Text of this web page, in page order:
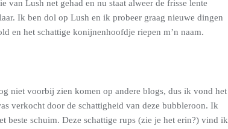
van Lush net gehad en nu staat alweer de frisse lente
Ik ben dol op Lush en ik probeer graag nieuwe dingen
en het schattige konijnenhoofdje riepen m’n naam.
niet voorbij zien komen op andere blogs, dus ik vond het
verkocht door de schattigheid van deze bubbleroon. Ik
beste schuim. Deze schattige rups (zie je het erin?) vind ik